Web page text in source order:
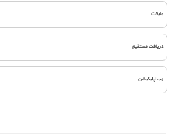
مایکت
دریافت مستقیم
وب‌اپلیکیشن